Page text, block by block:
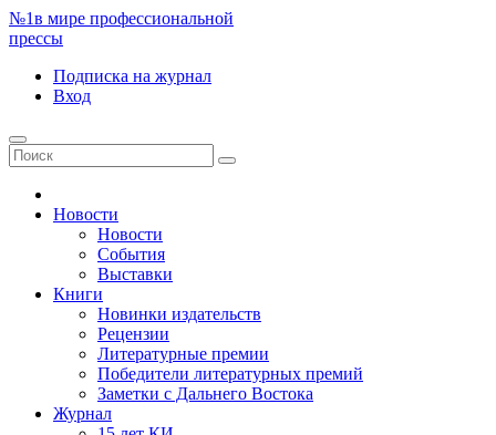
№1в мире профессиональной
прессы
Подписка на журнал
Вход
Новости
Новости
События
Выставки
Книги
Новинки издательств
Рецензии
Литературные премии
Победители литературных премий
Заметки с Дальнего Востока
Журнал